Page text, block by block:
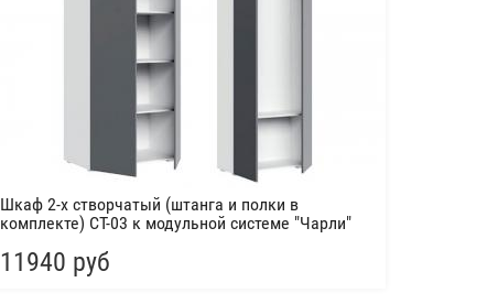
Шкаф 2-х створчатый (штанга и полки в
комплекте) СТ-03 к модульной системе "Чарли"
11940 руб